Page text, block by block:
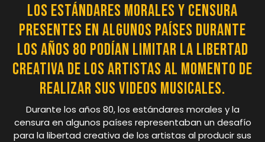
Los estándares morales y censura
presentes en algunos países durante
los años 80 podían limitar la libertad
creativa de los artistas al momento de
realizar sus videos musicales.
Durante los años 80, los estándares morales y la
censura en algunos países representaban un desafío
para la libertad creativa de los artistas al producir sus